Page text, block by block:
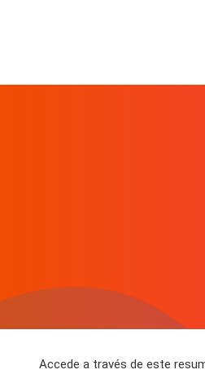
Accede a través de este